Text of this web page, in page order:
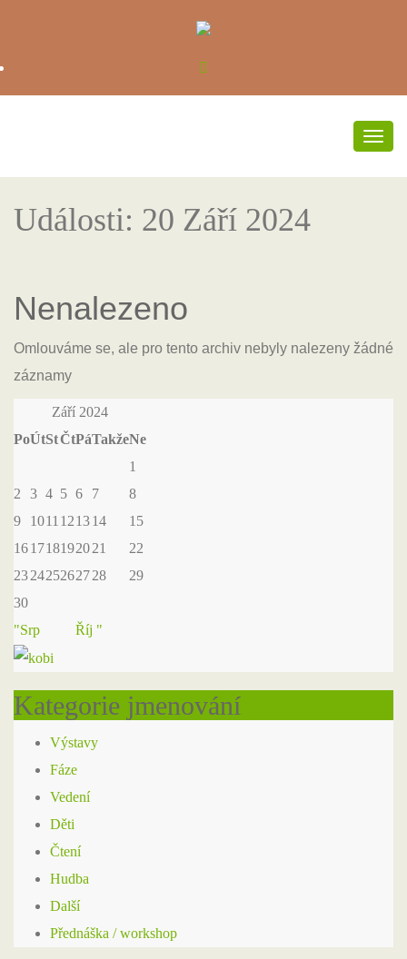
Události: 20 Září 2024
Nenalezeno
Omlouváme se, ale pro tento archiv nebyly nalezeny žádné
záznamy
Září 2024
PoÚtStČtPáTakžeNe
1
2
3 4 5 6 7
8
9
1011 121314
15
161718192021
22
232425262728
29
30
"Srp
Říj "
Kategorie jmenování
Výstavy
Fáze
Vedení
Děti
Čtení
Hudba
Další
Přednáška / workshop